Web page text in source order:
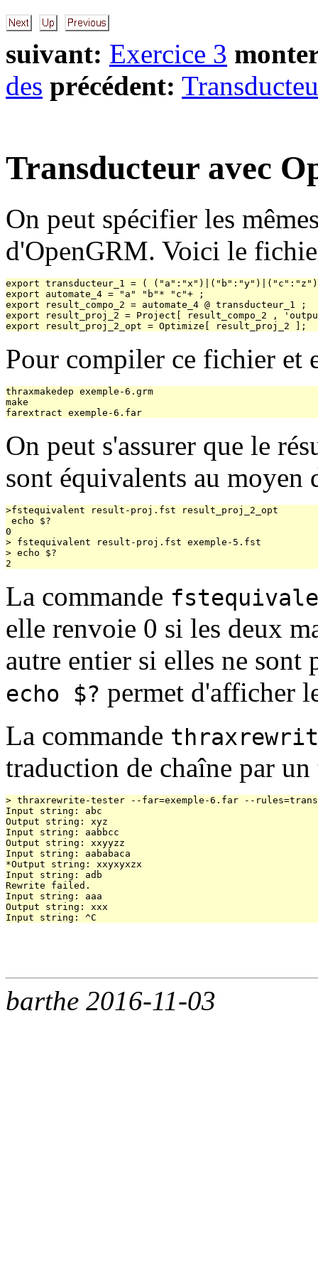
suivant: Exercice 3
des précédent:
Transducteur avec
On peut spécifier les
d'OpenGRM. Voici le
export transducteur_1 = (
export automate_4 = "a" "b"* "c"+ ;
export result_compo_2 = automate_4 @ transducteur_1 ;
export result_proj_2 = Project[ result_compo_2 ,
Pour compiler ce fichier et
thraxmakedep exemple-6.grm
make
On peut s'assurer que le
sont équivalents au moyen
>fstequivalent result-proj.fst result_proj_2_opt
echo $?
0
> fstequivalent result-proj.fst exemple-5.fst
> echo $?
La commande
elle renvoie 0 si les deux
autre entier si elles ne sont
echo $? permet d'afficher
La commande
traduction de chaîne par un
> thraxrewrite-tester --far=exemple-6.far --
Input string: abc
Output string: xyz
Input string: aabbcc
Output string: xxyyzz
Input string: aababaca
*Output string: xxyxyxzx
Input string: adb
Rewrite failed.
Input string: aaa
Output string: xxx
barthe 2016-11-03